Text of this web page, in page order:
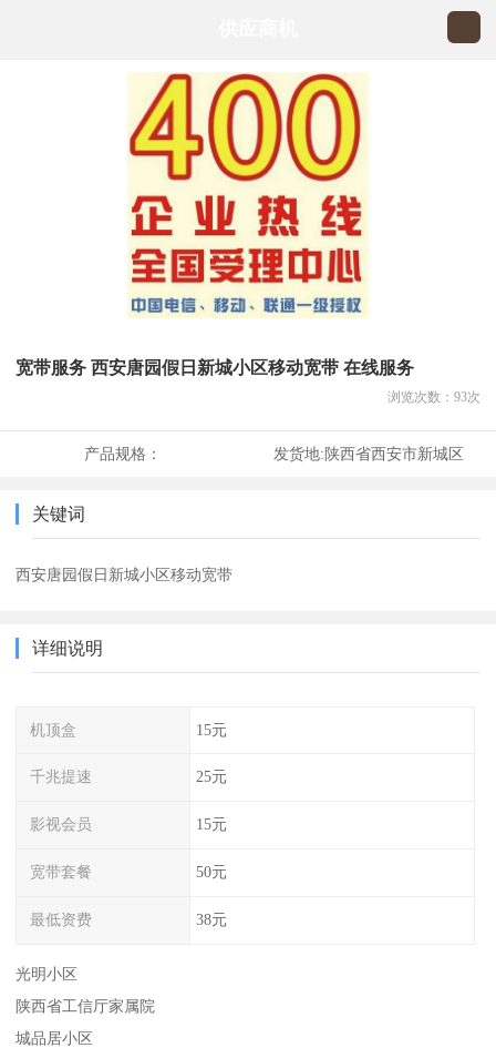
宽带服务 西安唐园假日新城小区移动宽带 在线服务
浏览次数： 93次
产品规格： 发货地:陕西省西安市新城区
关键词
西安唐园假日新城小区移动宽带
详细说明
机顶盒 15元
千兆提速 25元
影视会员 15元
宽带套餐 50元
最低资费 38元
光明小区
陕西省工信厅家属院
城品居小区